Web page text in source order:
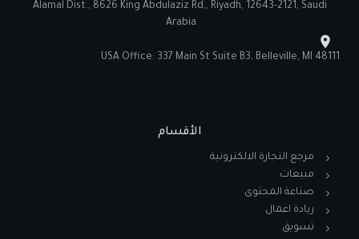
الأقسام
مرجع التجارة الالكترونية
مبيعات
صناعة المحتوى
ريادة اعمال
تسويق
Alamal Dist., 8626 King Abdulaziz Rd,, Riyadh, 12643-2121, Saudi
Arabia
USA Office: 337 Main St Suite B3, Belleville, MI 48111